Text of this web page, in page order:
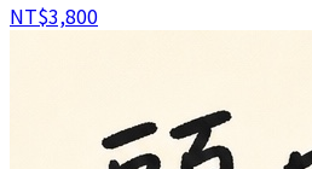
NT$3,800